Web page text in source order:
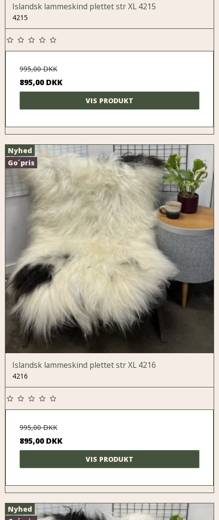
Islandsk lammeskind plettet str XL 4215
4215
995,00 DKK
895,00 DKK
VIS PRODUKT
Nyhed
Go´pris
Islandsk lammeskind plettet str XL 4216
4216
995,00 DKK
895,00 DKK
VIS PRODUKT
Nyhed